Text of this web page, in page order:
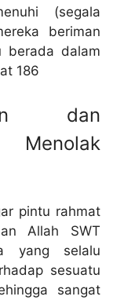
(segala
beriman
berada dalam
186
dan
pintu rahmat
Allah SWT
yang selalu
sesuatu
sangat